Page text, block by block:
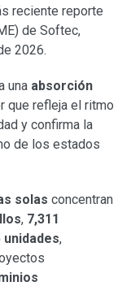
reciente reporte
de Softec,
2026.
una absorción
que refleja el ritmo
y confirma la
de los estados
solas concentran
, 7,311
unidades,